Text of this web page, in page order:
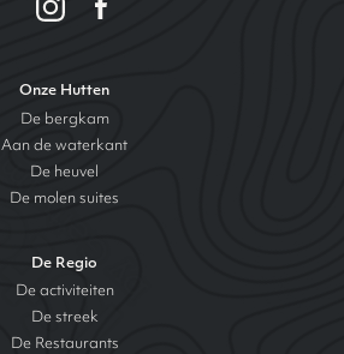
Onze Hutten
De bergkam
Aan de waterkant
De heuvel
De molen suites
De Regio
De activiteiten
De streek
De Restaurants